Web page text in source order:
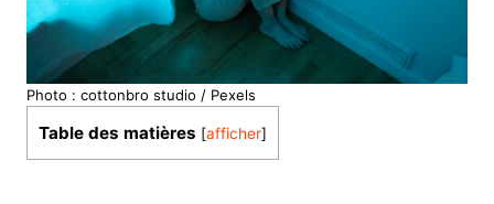
Photo : cottonbro studio / Pexels
Table des matières [afficher]